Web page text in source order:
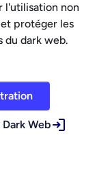
l'utilisation non
protéger les
du dark web.
Web